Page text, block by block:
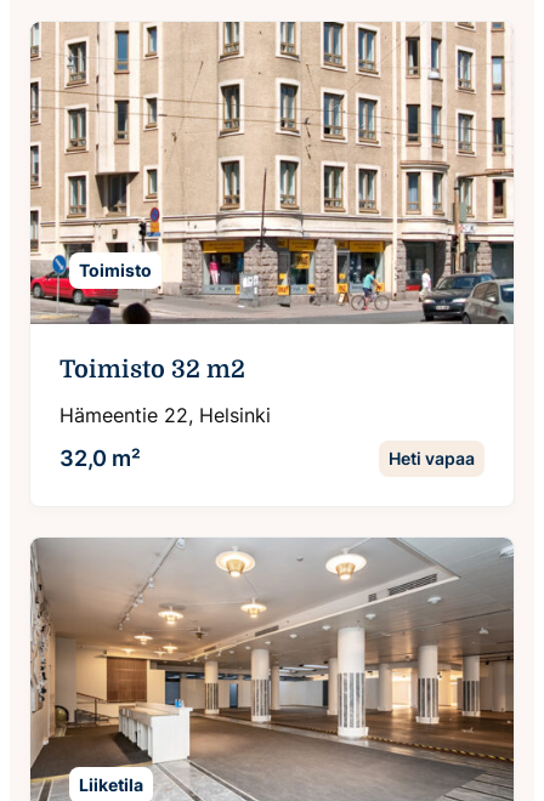
Toimisto
Toimisto 32 m2
Hämeentie 22, Helsinki
32,0 m² Heti vapaa
Liiketila